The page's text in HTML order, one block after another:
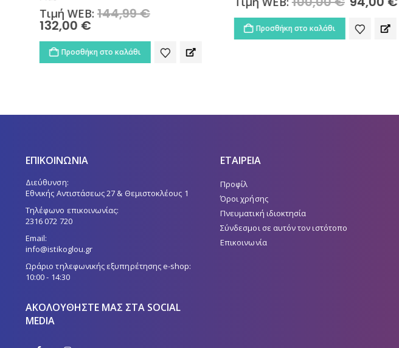
Τιμή WEB:144,99€Original
144,99 €.
132,00€Η
τιμή
είναι:
132,00 €.
Προσθήκη στο καλάθι
price
was:
100,00 €.
Προσθήκη στο καλάθι
ΕΠΙΚΟΙΝΩΝΙΑ
Διεύθυνση:
Εθνικής Αντιστάσεως 27 & Θεμιστοκλέους 1
Τηλέφωνο επικοινωνίας:
2316 072 720
Email:
info@istikoglou.gr
Ωράριο τηλεφωνικής εξυπηρέτησης e-shop:
10:00 - 14:30
ΑΚΟΛΟΥΘΉΣΤΕ ΜΑΣ ΣΤΑ SOCIAL
MEDIA
ΕΤΑΙΡΕΙΑ
Προφίλ
Όροι χρήσης
Πνευματική ιδιοκτησία
Σύνδεσμοι σε αυτόν τον ιστότοπο
Επικοινωνία